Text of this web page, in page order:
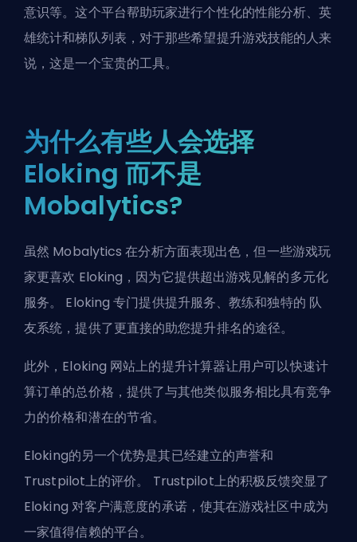
意识等。这个平台帮助玩家进行个性化的性能分析、英
雄统计和梯队列表，对于那些希望提升游戏技能的人来
说，这是一个宝贵的工具。
为什么有些人会选择
Eloking 而不是
Mobalytics?
虽然 Mobalytics 在分析方面表现出色，但一些游戏玩
家更喜欢 Eloking ，因为它提供超出游戏见解的多元化
服务。 Eloking 专门提供提升服务、教练和独特的 队
友系统 ，提供了更直接的助您提升排名的途径。
此外，Eloking 网站上的提升计算器让用户可以快速计
算订单的总价格，提供了与其他类似服务相比具有竞争
力的价格和潜在的节省。
Eloking的另一个优势是其已经建立的声誉和
Trustpilot上的评价。 Trustpilot上的积极反馈突显了
Eloking 对客户满意度的承诺，使其在游戏社区中成为
一家值得信赖的平台。